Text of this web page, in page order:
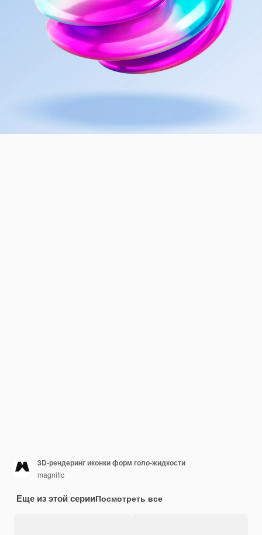
3D-рендеринг иконки форм голо-жидкости
magnific
Еще из этой серииПосмотреть все